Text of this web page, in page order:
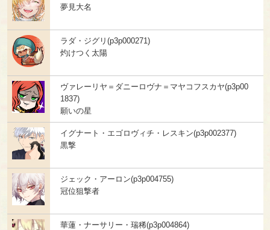
夢見大名
ラダ・ジグリ(p3p000271)
灼けつく太陽
ヴァレーリヤ＝ダニーロヴナ＝マヤコフスカヤ(p3p00
1837)
願いの星
イグナート・エゴロヴィチ・レスキン(p3p002377)
黒撃
ジェック・アーロン(p3p004755)
冠位狙撃者
華蓮・ナーサリー・瑞稀(p3p004864)